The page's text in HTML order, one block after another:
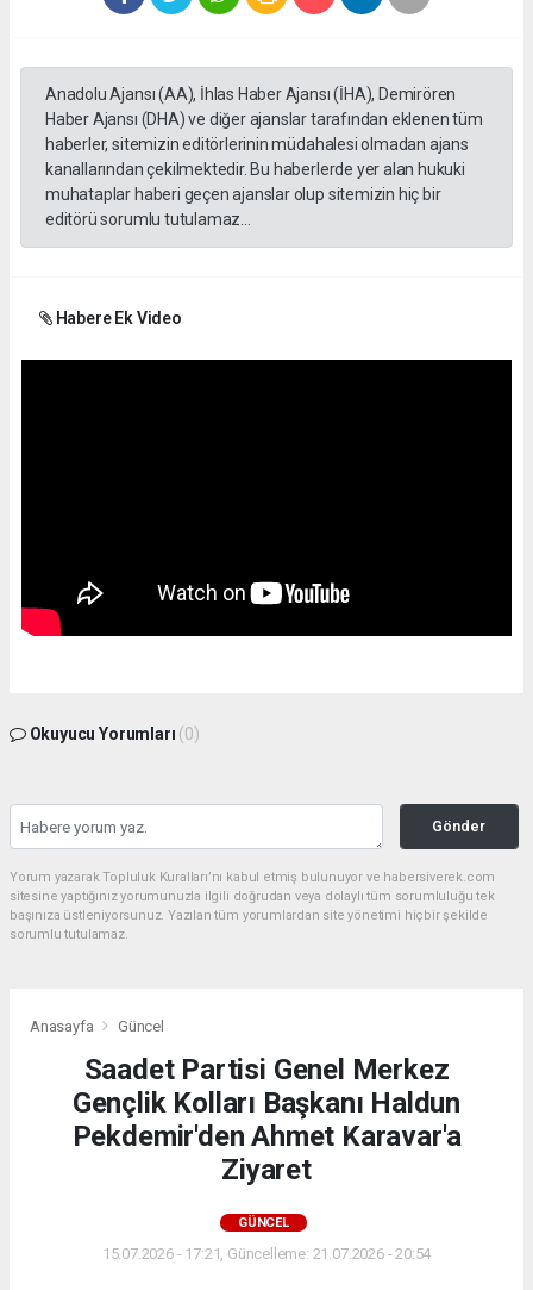
Anadolu Ajansı (AA), İhlas Haber Ajansı (İHA), Demirören
Haber Ajansı (DHA) ve diğer ajanslar tarafından eklenen tüm
haberler, sitemizin editörlerinin müdahalesi olmadan ajans
kanallarından çekilmektedir. Bu haberlerde yer alan hukuki
muhataplar haberi geçen ajanslar olup sitemizin hiç bir
editörü sorumlu tutulamaz...
Habere Ek Video
Okuyucu Yorumları (0)
Gönder
Yorum yazarak Topluluk Kuralları’nı kabul etmiş bulunuyor ve habersiverek.com
sitesine yaptığınız yorumunuzla ilgili doğrudan veya dolaylı tüm sorumluluğu tek
başınıza üstleniyorsunuz. Yazılan tüm yorumlardan site yönetimi hiçbir şekilde
sorumlu tutulamaz.
Anasayfa Güncel
Saadet Partisi Genel Merkez
Gençlik Kolları Başkanı Haldun
Pekdemir'den Ahmet Karavar'a
Ziyaret
GÜNCEL
15.07.2026 - 17:21, Güncelleme: 21.07.2026 - 20:54